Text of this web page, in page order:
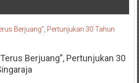
Berjuang”, Pertunjukan 30